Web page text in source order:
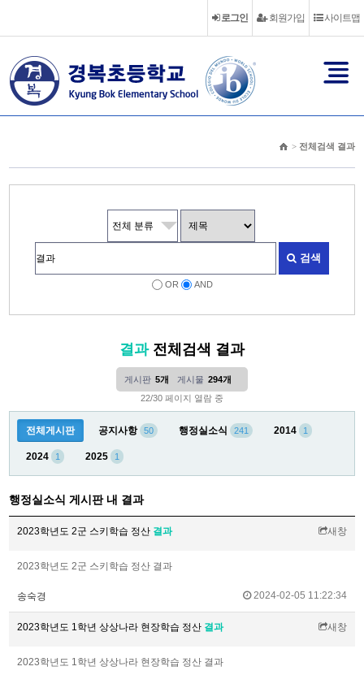
사이트맵
회원가입
로그인
> 전체검색 결과
검색
OR AND
결과전체검색 결과
게시판 5개 게시물 294개
22/30 페이지 열람 중
전체게시판 공지사항 50 행정실소식 241 2014 1
2024 1 2025 1
행정실소식 게시판 내 결과
2023학년도 2군 스키학습 정산 결과 새창
2023학년도 2군 스키학습 정산 결과
송숙경 2024-02-05 11:22:34
2023학년도 1학년 상상나라 현장학습 정산 결과 새창
2023학년도 1학년 상상나라 현장학습 정산 결과